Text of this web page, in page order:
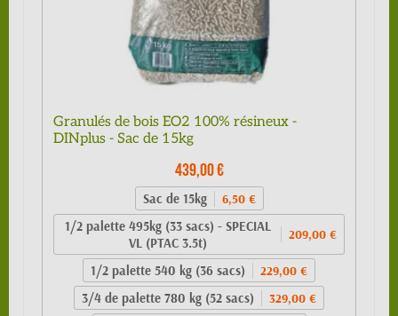
Granulés de bois EO2 100% résineux -
DINplus - Sac de 15kg
439,00 €
Sac de 15kg 6,50 €
1/2 palette 495kg (33 sacs) - SPECIAL
VL (PTAC 3.5t)
209,00 €
1/2 palette 540 kg (36 sacs) 229,00 €
3/4 de palette 780 kg (52 sacs) 329,00 €